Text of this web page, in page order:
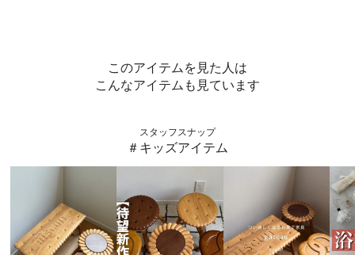
このアイテムを見た人は
こんなアイテムも見ています
スタッフスナップ
＃キッズアイテム